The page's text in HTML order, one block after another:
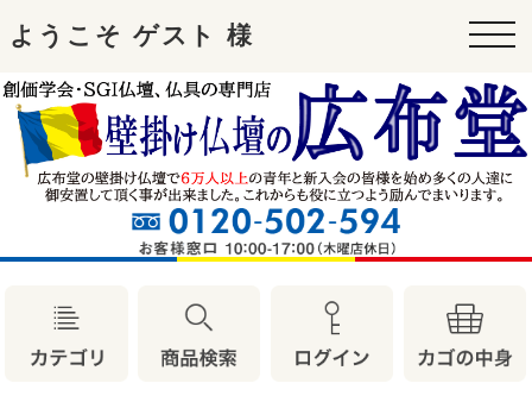
ようこそ ゲスト 様